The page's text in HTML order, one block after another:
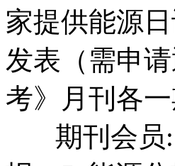
家提供能源
发表（需申
考》月刊各一
期刊会员: